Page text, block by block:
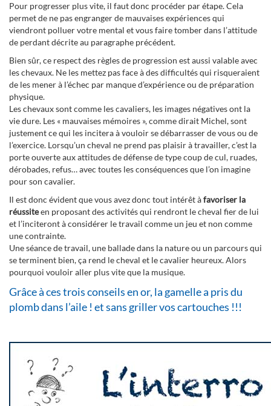
Pour progresser plus vite, il faut donc procéder par étape. Cela
permet de ne pas engranger de mauvaises expériences qui
viendront polluer votre mental et vous faire tomber dans l’attitude
de perdant décrite au paragraphe précédent.
Bien sûr, ce respect des règles de progression est aussi valable avec
les chevaux. Ne les mettez pas face à des difficultés qui risqueraient
de les mener à l’échec par manque d’expérience ou de préparation
physique.
Les chevaux sont comme les cavaliers, les images négatives ont la
vie dure. Les « mauvaises mémoires », comme dirait Michel, sont
justement ce qui les incitera à vouloir se débarrasser de vous ou de
l’exercice. Lorsqu’un cheval ne prend pas plaisir à travailler, c’est la
porte ouverte aux attitudes de défense de type coup de cul, ruades,
dérobades, refus… avec toutes les conséquences que l’on imagine
pour son cavalier.
Il est donc évident que vous avez donc tout intérêt àfavoriser la
réussiteen proposant des activités qui rendront le cheval fier de lui
et l’inciteront à considérer le travail comme un jeu et non comme
une contrainte.
Une séance de travail, une ballade dans la nature ou un parcours qui
se terminent bien, ça rend le cheval et le cavalier heureux. Alors
pourquoi vouloir aller plus vite que la musique.
Grâce à ces trois conseils en or, la gamelle a pris du
plomb dans l’aile ! et sans griller vos cartouches !!!